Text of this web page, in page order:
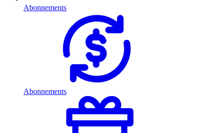
Abonnements
Abonnements